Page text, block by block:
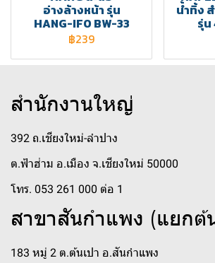
อ่างล้างหน้า รุ่น
HANG-IFO BW-33
฿239
น้ำทิ้ง
รุ่น
สำนักงานใหญ่
392 ถ.เชียงใหม่-ลำปาง
ต.ฟ้าฮ่าม อ.เมือง จ.เชียงใหม่ 50000
โทร. 053 261 000 ต่อ 1
สาขาสันกำแพง (แยกต้
183 หมู่ 2 ต.ต้นเปา อ.สันกำแพง